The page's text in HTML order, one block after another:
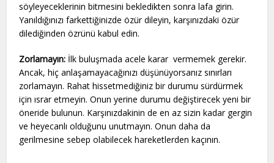
söyleyeceklerinin bitmesini bekledikten sonra lafa girin.
Yanıldığınızı farkettiğinizde özür dileyin, karşınızdaki özür
dilediğinden özrünü kabul edin.
Zorlamayın: İlk buluşmada acele karar vermemek gerekir.
Ancak, hiç anlaşamayacağınızı düşünüyorsanız sınırları
zorlamayın. Rahat hissetmediğiniz bir durumu sürdürmek
için ısrar etmeyin. Onun yerine durumu değiştirecek yeni bir
öneride bulunun. Karşınızdakinin de en az sizin kadar gergin
ve heyecanlı olduğunu unutmayın. Onun daha da
gerilmesine sebep olabilecek hareketlerden kaçının.